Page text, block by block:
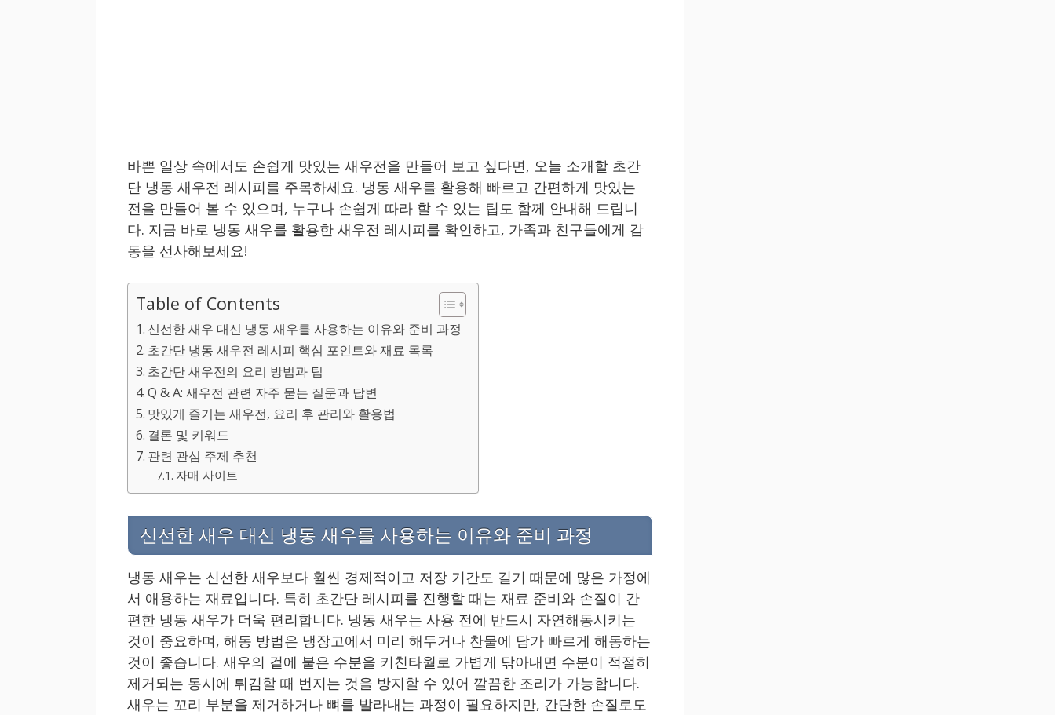
바쁜 일상 속에서도 손쉽게 맛있는 새우전을 만들어 보고 싶다면, 오늘 소개할 초간
단 냉동 새우전 레시피를 주목하세요. 냉동 새우를 활용해 빠르고 간편하게 맛있는
전을 만들어 볼 수 있으며, 누구나 손쉽게 따라 할 수 있는 팁도 함께 안내해 드립니
다. 지금 바로 냉동 새우를 활용한 새우전 레시피를 확인하고, 가족과 친구들에게 감
동을 선사해보세요!
Table of Contents
신선한 새우 대신 냉동 새우를 사용하는 이유와 준비 과정
초간단 냉동 새우전 레시피 핵심 포인트와 재료 목록
초간단 새우전의 요리 방법과 팁
Q & A: 새우전 관련 자주 묻는 질문과 답변
맛있게 즐기는 새우전, 요리 후 관리와 활용법
결론 및 키워드
관련 관심 주제 추천
자매 사이트
신선한 새우 대신 냉동 새우를 사용하는 이유와 준비 과정
냉동 새우는 신선한 새우보다 훨씬 경제적이고 저장 기간도 길기 때문에 많은 가정에
서 애용하는 재료입니다. 특히 초간단 레시피를 진행할 때는 재료 준비와 손질이 간
편한 냉동 새우가 더욱 편리합니다. 냉동 새우는 사용 전에 반드시 자연해동시키는
것이 중요하며, 해동 방법은 냉장고에서 미리 해두거나 찬물에 담가 빠르게 해동하는
것이 좋습니다. 새우의 겉에 붙은 수분을 키친타월로 가볍게 닦아내면 수분이 적절히
제거되는 동시에 튀김할 때 번지는 것을 방지할 수 있어 깔끔한 조리가 가능합니다.
새우는 꼬리 부분을 제거하거나 뼈를 발라내는 과정이 필요하지만, 간단한 손질로도